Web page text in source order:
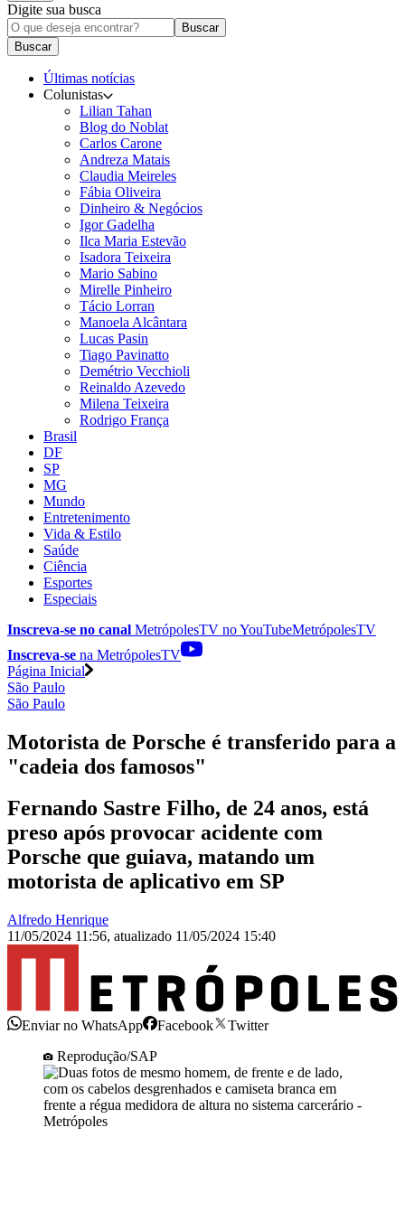
Digite sua busca
Buscar
Buscar
Últimas notícias
Colunistas
Lilian Tahan
Blog do Noblat
Carlos Carone
Andreza Matais
Claudia Meireles
Fábia Oliveira
Dinheiro & Negócios
Igor Gadelha
Ilca Maria Estevão
Isadora Teixeira
Mario Sabino
Mirelle Pinheiro
Tácio Lorran
Manoela Alcântara
Lucas Pasin
Tiago Pavinatto
Demétrio Vecchioli
Reinaldo Azevedo
Milena Teixeira
Rodrigo França
Brasil
DF
SP
MG
Mundo
Entretenimento
Vida & Estilo
Saúde
Ciência
Esportes
Especiais
Inscreva-se no canal MetrópolesTV noYouTubeMetrópolesTV
Inscreva-se na MetrópolesTV
Página Inicial
São Paulo
São Paulo
Motorista de Porsche é transferido para a
"cadeia dos famosos"
Fernando Sastre Filho, de 24 anos, está
preso após provocar acidente com
Porsche que guiava, matando um
motorista de aplicativo em SP
Alfredo Henrique
11/05/2024 11:56, atualizado 11/05/2024 15:40
Enviar no WhatsApp Facebook
Twitter
Reprodução/SAP